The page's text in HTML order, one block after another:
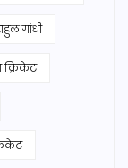
गांधी
क्रिकेट